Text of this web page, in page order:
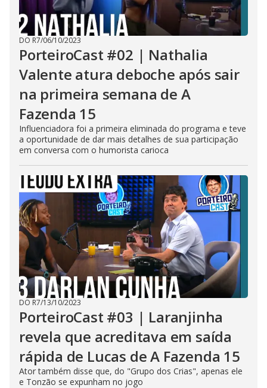
DO R7/06/10/2023
PorteiroCast #02 | Nathalia
Valente atura deboche após sair
na primeira semana de A
Fazenda 15
Influenciadora foi a primeira eliminada do programa e teve
a oportunidade de dar mais detalhes de sua participação
em conversa com o humorista carioca
DO R7/13/10/2023
PorteiroCast #03 | Laranjinha
revela que acreditava em saída
rápida de Lucas de A Fazenda 15
Ator também disse que, do "Grupo dos Crias", apenas ele
e Tonzão se expunham no jogo